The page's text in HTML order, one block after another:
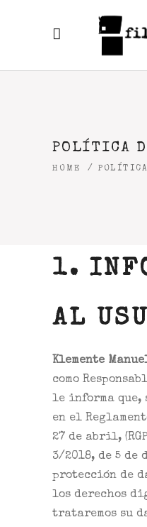
POLÍTICA
HOME /
1.
AL
Klemente
como
le informa que,
en el
27 de abril,
3/2018, de 5 de
protección de
los derechos
trataremos su